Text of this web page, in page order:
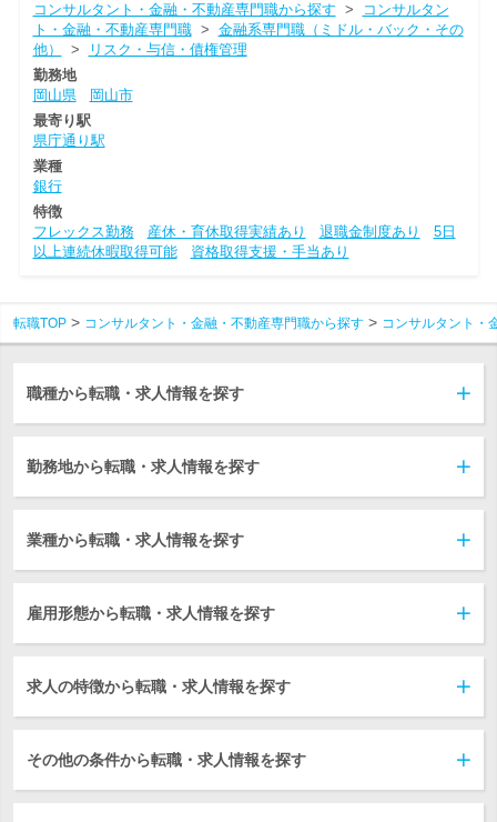
コンサルタント・金融・不動産専門職から探す >
コンサルタン
ト・金融・不動産専門職> 金融系専門職（ミドル・バック・その
他）
>
リスク・与信・債権管理
勤務地
岡山県
岡山市
最寄り駅
県庁通り駅
業種
銀行
特徴
フレックス勤務
産休・育休取得実績あり 退職金制度あり
5日
以上連続休暇取得可能
資格取得支援・手当あり
転職TOP コンサルタント・金融・不動産専門職から探す コンサルタント・
職種から転職・求人情報を探す
勤務地から転職・求人情報を探す
業種から転職・求人情報を探す
雇用形態から転職・求人情報を探す
求人の特徴から転職・求人情報を探す
その他の条件から転職・求人情報を探す